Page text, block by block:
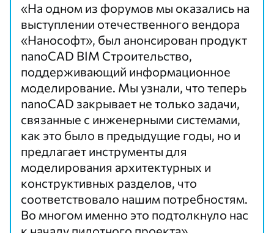
«На одном из форумов мы оказались на
выступлении отечественного вендора
«Нанософт», был анонсирован продукт
nanoCAD BIM Строительство,
поддерживающий информационное
моделирование. Мы узнали, что теперь
nanoCAD закрывает не только задачи,
связанные с инженерными системами,
как это было в предыдущие годы, но и
предлагает инструменты для
моделирования архитектурных и
конструктивных разделов, что
соответствовало нашим потребностям.
Во многом именно это подтолкнуло нас